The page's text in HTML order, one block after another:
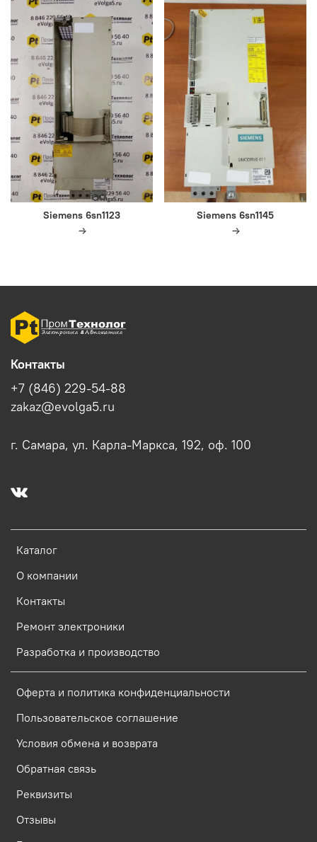
Siemens 6sn1123 Siemens 6sn1145
Каталог
О компании
Контакты
Ремонт электроники
Разработка и производство
Оферта и политика конфиденциальности
Пользовательское соглашение
Условия обмена и возврата
Обратная связь
Реквизиты
Отзывы
Контакты
+7 (846) 229-54-88
zakaz@evolga5.ru
г. Самара, ул. Карла-Маркса, 192, оф. 100